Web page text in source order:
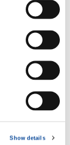
Show details